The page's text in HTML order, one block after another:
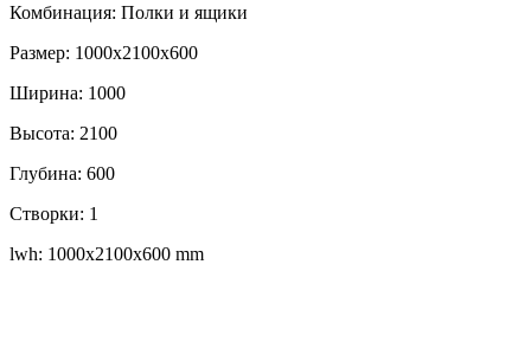
Комбинация: Полки и ящики
Размер: 1000х2100х600
Ширина: 1000
Высота: 2100
Глубина: 600
Створки: 1
lwh: 1000x2100x600 mm